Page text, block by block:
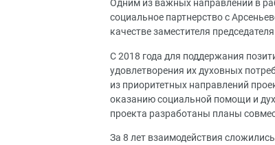
Одним из важных направлений в
социальное партнерство с
качестве заместителя
С 2018 года для поддержания
удовлетворения их духовных
из приоритетных направлений
оказанию социальной помощи и
проекта разработаны планы
За 8 лет взаимодействия